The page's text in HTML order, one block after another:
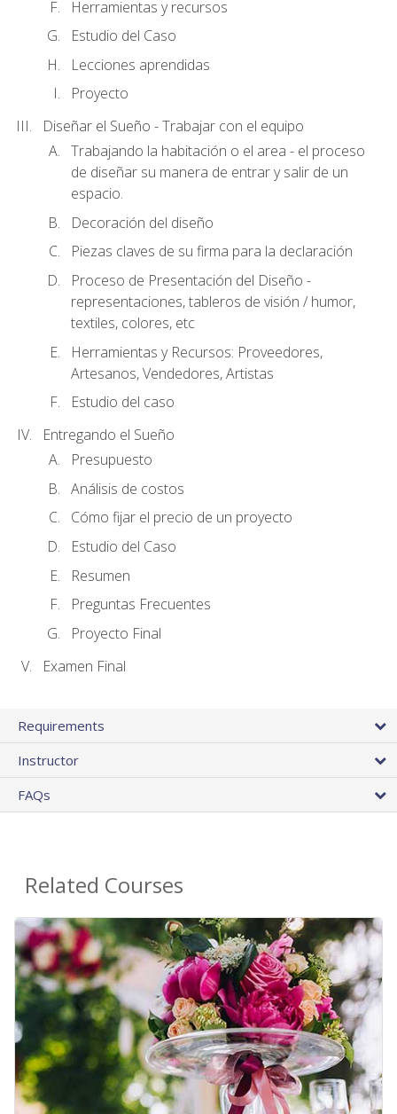
Herramientas y recursos
Estudio del Caso
Lecciones aprendidas
Proyecto
Diseñar el Sueño - Trabajar con el equipo
Trabajando la habitación o el area - el proceso
de diseñar su manera de entrar y salir de un
espacio.
Decoración del diseño
Piezas claves de su firma para la declaración
Proceso de Presentación del Diseño -
representaciones, tableros de visión / humor,
textiles, colores, etc
Herramientas y Recursos: Proveedores,
Artesanos, Vendedores, Artistas
Estudio del caso
Entregando el Sueño
Presupuesto
Análisis de costos
Cómo fijar el precio de un proyecto
Estudio del Caso
Resumen
Preguntas Frecuentes
Proyecto Final
Examen Final
Requirements
Instructor
FAQs
Related Courses